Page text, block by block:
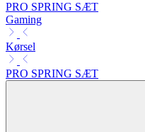
PRO SPRING SÆT
Gaming
Kørsel
PRO SPRING SÆT